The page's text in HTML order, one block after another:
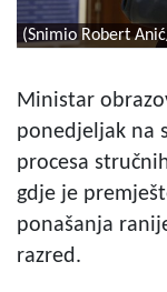
(Snimio Robert
Ministar
ponedjeljak na
procesa
gdje je
ponašanja
razred.